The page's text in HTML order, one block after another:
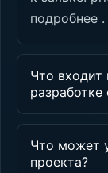
подробнее .
Что входит
разработке
Что может
проекта?